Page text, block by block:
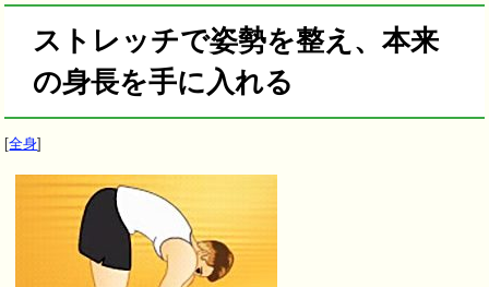
ストレッチで姿勢を整え、本来
の身長を手に入れる
[全身]